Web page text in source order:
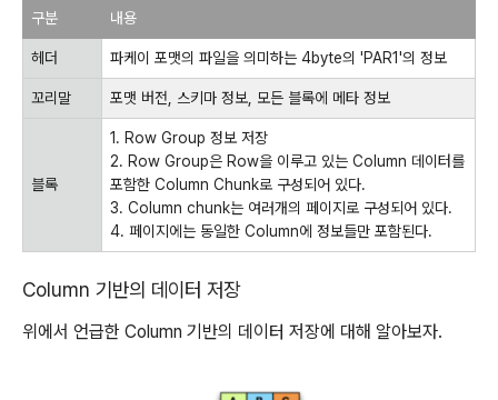
구분 내용
헤더 파케이 포맷의 파일을 의미하는 4byte의 'PAR1'의 정보
꼬리말 포맷 버전, 스키마 정보, 모든 블록에 메타 정보
블록
1. Row Group 정보 저장
2. Row Group은 Row을 이루고 있는 Column 데이터를
포함한 Column Chunk로 구성되어 있다.
3. Column chunk는 여러개의 페이지로 구성되어 있다.
4. 페이지에는 동일한 Column에 정보들만 포함된다.
Column 기반의 데이터 저장
위에서 언급한 Column 기반의 데이터 저장에 대해 알아보자.